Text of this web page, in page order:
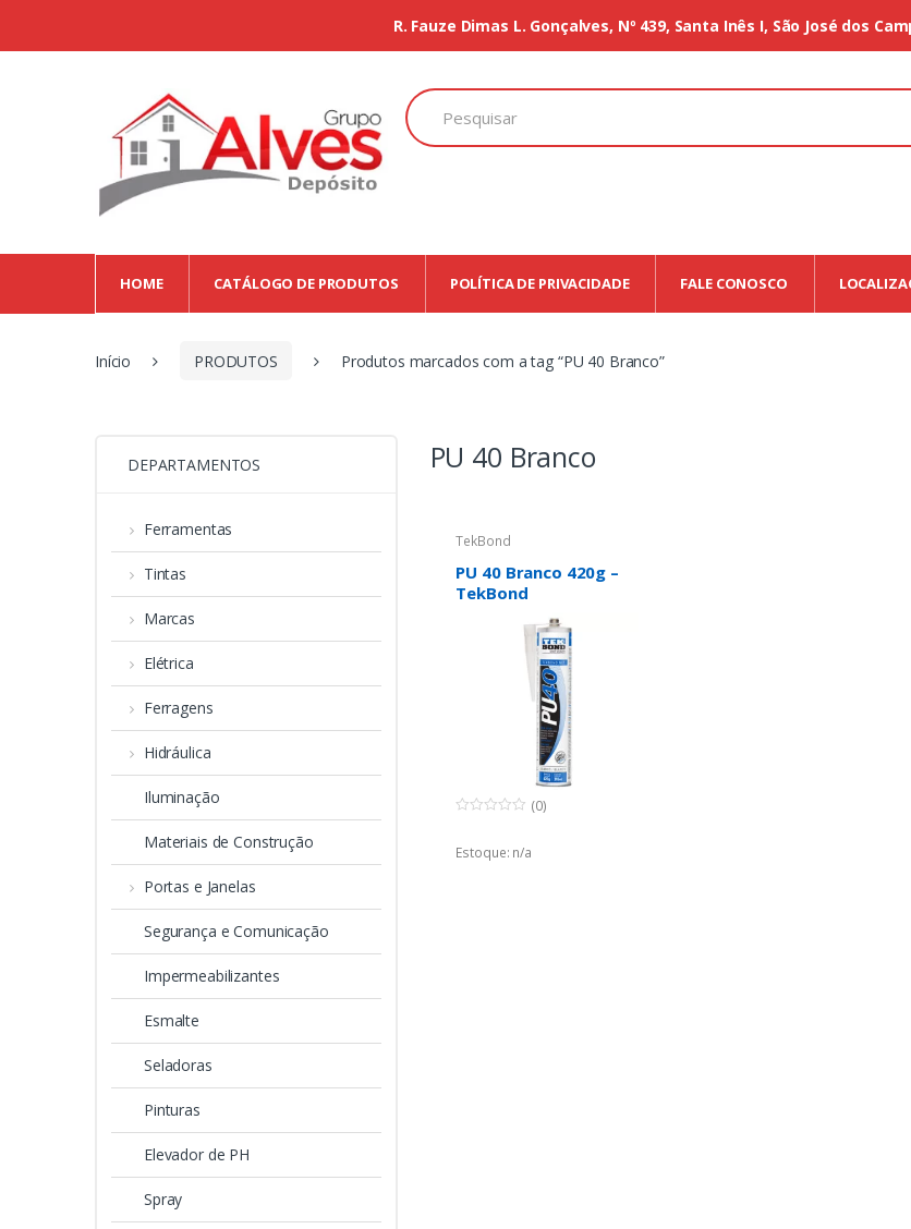
Search
for:
HOME CATÁLOGO DE PRODUTOS POLÍTICA DE PRIVACIDADE FALE CONOSCO
Início PRODUTOS Produtos marcados com a tag “PU 40 Branco”
PU 40 Branco
TekBond
PU 40 Branco 420g –
TekBond
u
(0)
Estoque: n/a
DEPARTAMENTOS
Ferramentas
Tintas
Marcas
Elétrica
Ferragens
Hidráulica
Iluminação
Materiais de Construção
Portas e Janelas
Segurança e Comunicação
Impermeabilizantes
Esmalte
Seladoras
Pinturas
Elevador de PH
Spray
R. Fauze Dimas L. Gonçalves, Nº 439, Santa Inês I, São José dos